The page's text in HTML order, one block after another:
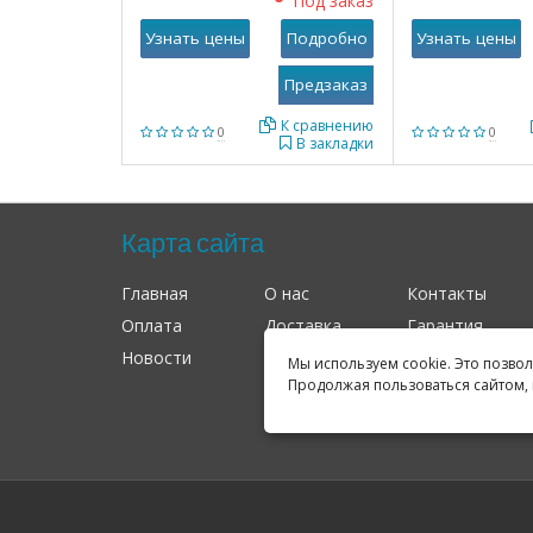
Мы используем cookie. Это
Продолжая пользоваться
0
В закладки
К сравнению
Узнать цены Подробно
0
Узнать цены
Карта сайта
Главная О нас
Контакты
Оплата
Доставка
Гарантия
Новости
Оферта Соглашение